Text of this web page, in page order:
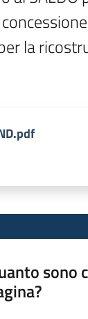
la
sono